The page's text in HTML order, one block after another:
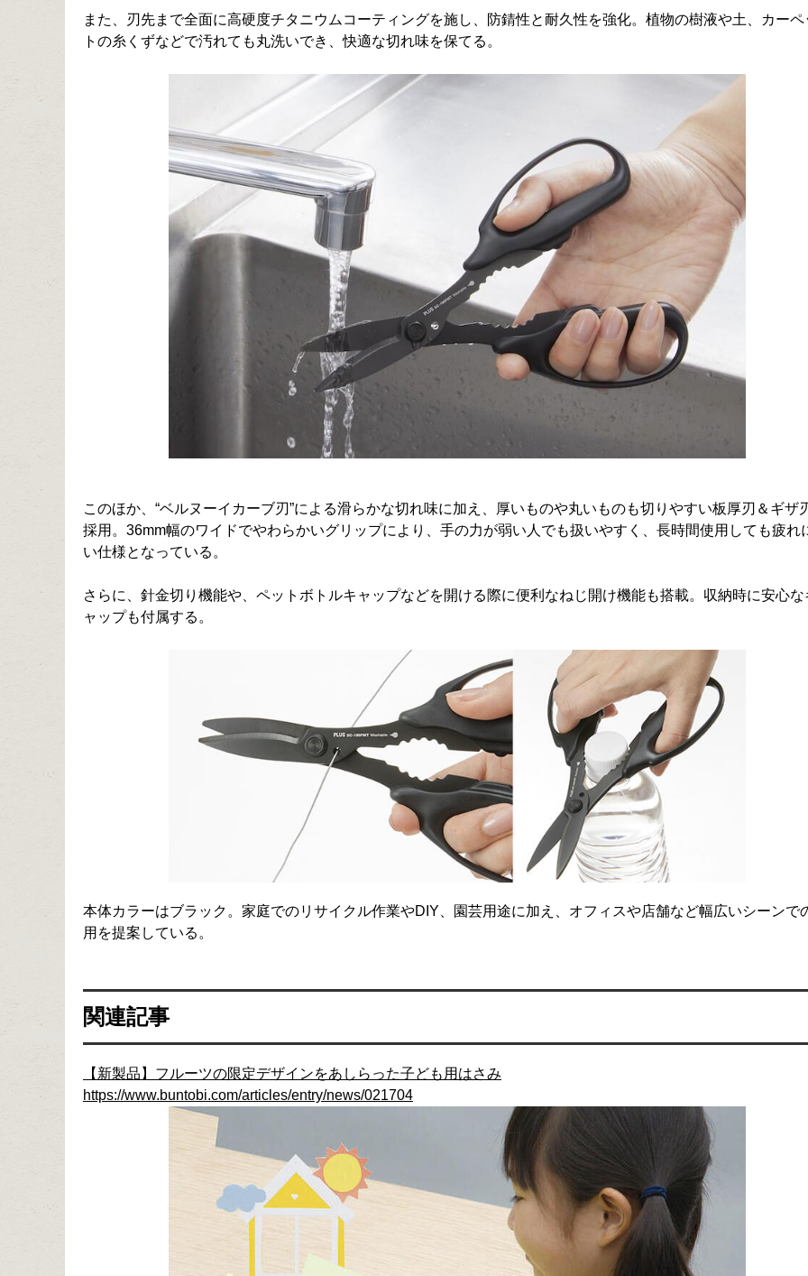
また、刃先まで全面に高硬度チタニウムコーティングを施し、防錆性と耐久性を強化。植物の樹液や土、カーペ
トの糸くずなどで汚れても丸洗いでき、快適な切れ味を保てる。
このほか、“ベルヌーイカーブ刃”による滑らかな切れ味に加え、厚いものや丸いものも切りやすい板厚刃＆ギザ
採用。36mm幅のワイドでやわらかいグリップにより、手の力が弱い人でも扱いやすく、長時間使用しても疲れ
い仕様となっている。
さらに、針金切り機能や、ペットボトルキャップなどを開ける際に便利なねじ開け機能も搭載。収納時に安心な
ャップも付属する。
本体カラーはブラック。家庭でのリサイクル作業やDIY、園芸用途に加え、オフィスや店舗など幅広いシーンで
用を提案している。
関連記事
【新製品】フルーツの限定デザインをあしらった子ども用はさみ
https://www.buntobi.com/articles/entry/news/021704